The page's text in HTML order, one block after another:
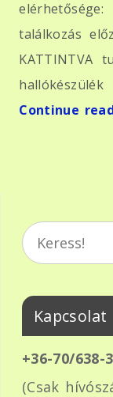
találkozás
KATTINTVA
Continue
Kapcsolat
+36-70/638-
(Csak